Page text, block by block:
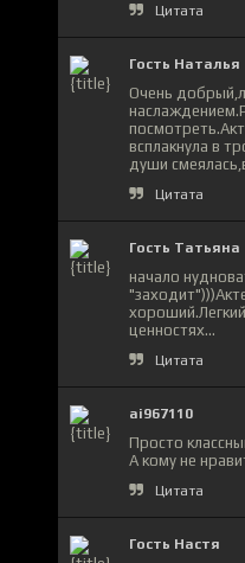
Цитата
Гость Наталья
Очень
всплакнула в
души
Цитата
Гость Татьяна
начало
ценностях...
Цитата
ai967110
Просто
А кому не
Цитата
Гость Настя